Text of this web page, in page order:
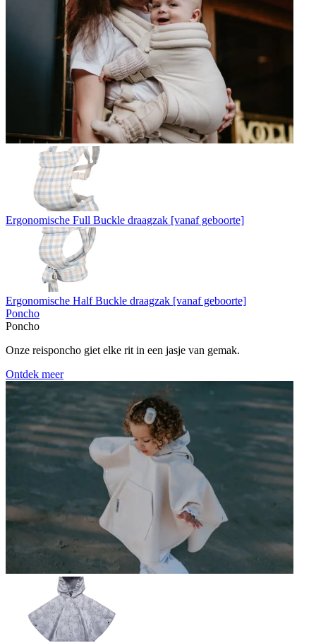
Ergonomische Full Buckle draagzak [vanaf geboorte]
Ergonomische Half Buckle draagzak [vanaf geboorte]
Poncho
Poncho
Onze reisponcho giet elke rit in een jasje van gemak.
Ontdek meer